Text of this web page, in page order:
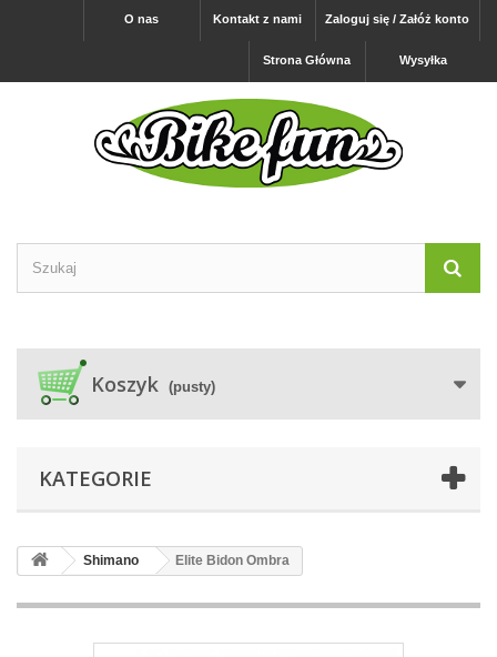
Zaloguj się / Załóż konto
Kontakt z nami
O nas
Wysyłka
Strona Główna
Koszyk (pusty)
KATEGORIE
Shimano Elite Bidon Ombra